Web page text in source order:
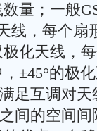
量；一般
线，每个扇
化天线，
±45°的极
足互调对
间的空间